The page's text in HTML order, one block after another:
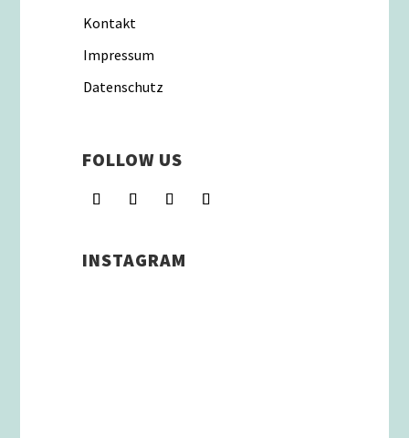
Kontakt
Impressum
Datenschutz
FOLLOW US
INSTAGRAM